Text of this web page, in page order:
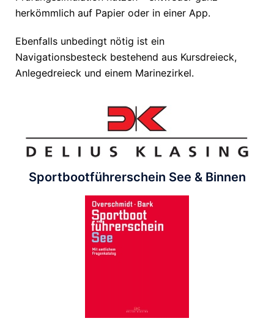
herkömmlich auf Papier oder in einer App.
Ebenfalls unbedingt nötig ist ein
Navigationsbesteck bestehend aus Kursdreieck,
Anlegedreieck und einem Marinezirkel.
Sportbootführerschein See & Binnen